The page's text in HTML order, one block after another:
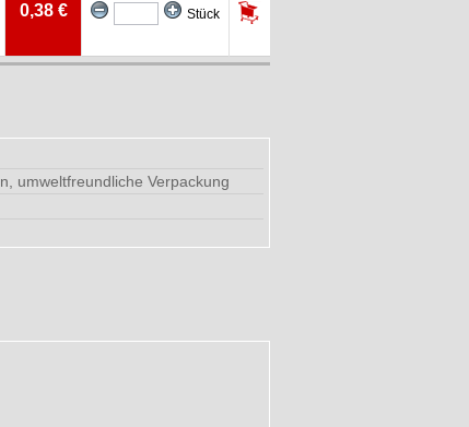
0,38 € Stück
umweltfreundliche Verpackung